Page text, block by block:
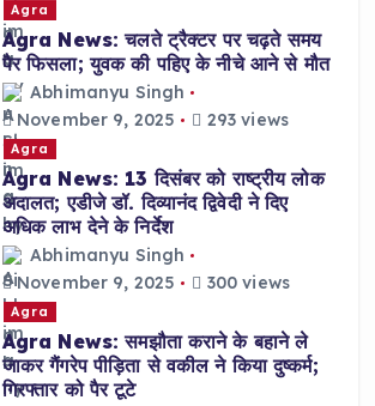
Agra
Agra News: चलते ट्रैक्टर पर चढ़ते समय
पैर फिसला; युवक की पहिए के नीचे आने से मौत
Abhimanyu Singh
November 9, 2025
293 views
Agra
Agra News: 13 दिसंबर को राष्ट्रीय लोक
अदालत; एडीजे डॉ. दिव्यानंद द्विवेदी ने दिए
अधिक लाभ देने के निर्देश
Abhimanyu Singh
November 9, 2025
300 views
Agra
Agra News: समझौता कराने के बहाने ले
जाकर गैंगरेप पीड़िता से वकील ने किया दुष्कर्म;
गिरफ्तार को पैर टूटे